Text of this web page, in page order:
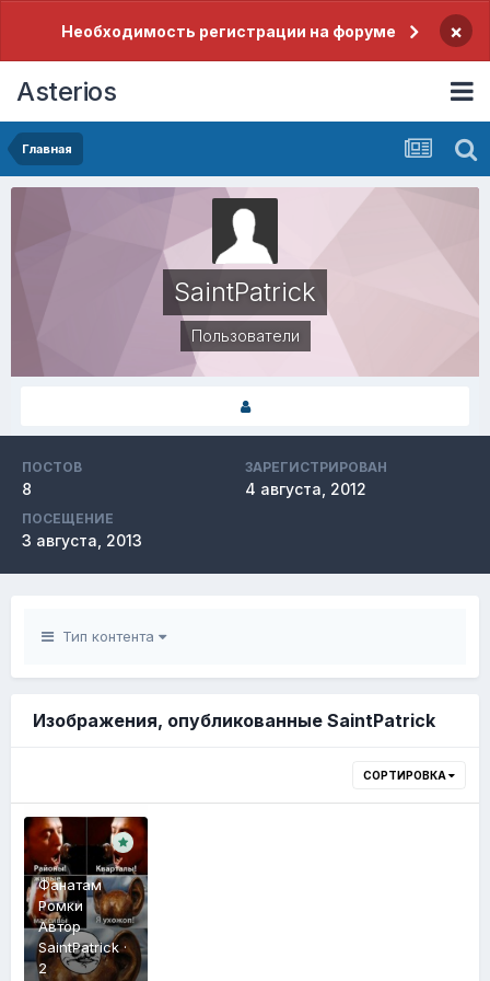
Необходимость регистрации на форуме ×
Asterios
Главная
SaintPatrick
Пользователи
ПОСТОВ
8
ЗАРЕГИСТРИРОВАН
4 августа, 2012
ПОСЕЩЕНИЕ
3 августа, 2013
Тип контента
Изображения, опубликованные SaintPatrick
СОРТИРОВКА
Фанатам
Ромки
Автор
SaintPatrick·
2